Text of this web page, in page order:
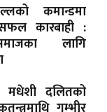
कमान्डमा
सफल कारबाही :
लागि
मधेशी दलितको